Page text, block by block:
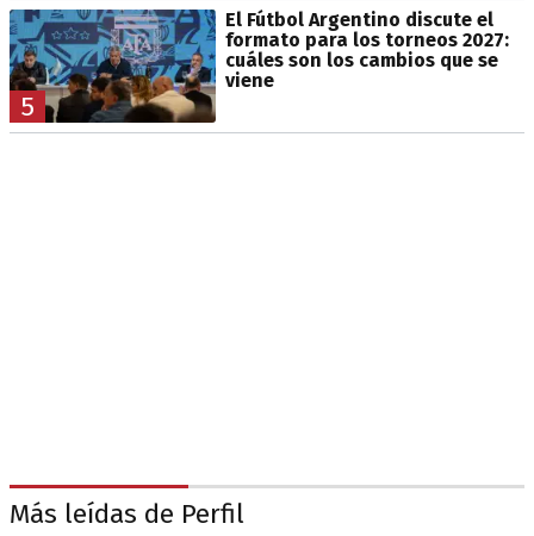
5
El Fútbol Argentino discute el
formato para los torneos 2027:
cuáles son los cambios que se
viene
Más leídas de Perfil